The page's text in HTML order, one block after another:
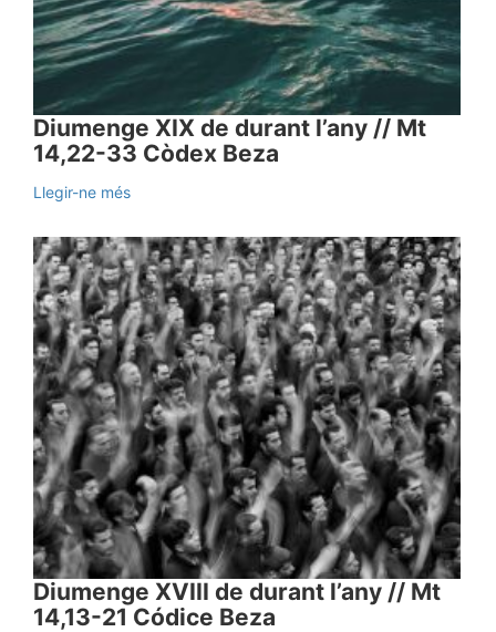
Diumenge XIX de durant l’any // Mt
14,22-33 Còdex Beza
Llegir-ne més
Diumenge XVIII de durant l’any // Mt
14,13-21 Códice Beza